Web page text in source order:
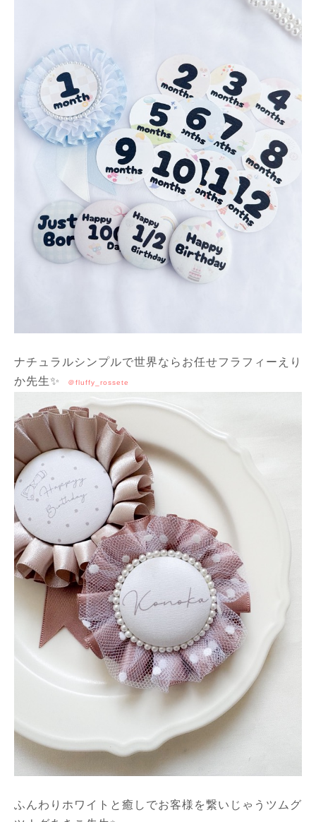
ナチュラルシンプルで世界ならお任せフラフィーえり
か先生✨
＠fluffy_rossete
ふんわりホワイトと癒しでお客様を繋いじゃうツムグ